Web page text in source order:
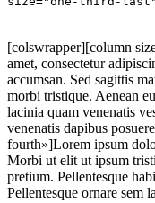
[colswrapper][column
amet, consectetur
accumsan. Sed sagittis
morbi tristique. Aenean
lacinia quam venenatis
venenatis dapibus
fourth»]Lorem ipsum
Morbi ut elit ut ipsum
pretium. Pellentesque
Pellentesque ornare sem